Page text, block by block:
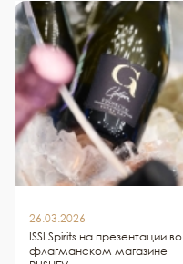
26.03.2026
ISSI Spirits на презентации во
флагманском магазине